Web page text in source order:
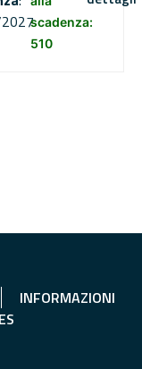
scadenza:
510
INFORMAZIONI